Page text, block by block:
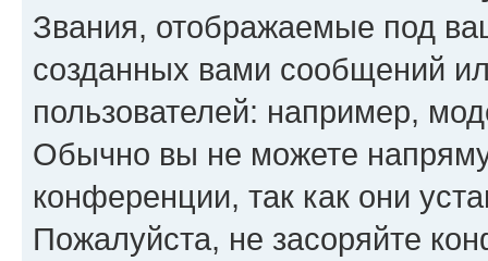
Звания, отображаемые под
созданных вами сообщений
пользователей: например,
Обычно вы не можете
конференции, так как они
Пожалуйста, не засоряйте